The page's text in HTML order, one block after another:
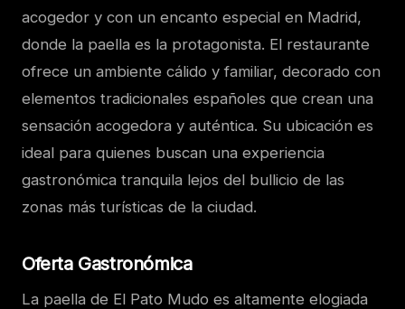
acogedor y con un encanto especial en Madrid,
donde la paella es la protagonista. El restaurante
ofrece un ambiente cálido y familiar, decorado con
elementos tradicionales españoles que crean una
sensación acogedora y auténtica. Su ubicación es
ideal para quienes buscan una experiencia
gastronómica tranquila lejos del bullicio de las
zonas más turísticas de la ciudad.
Oferta Gastronómica
La paella de El Pato Mudo es altamente elogiada